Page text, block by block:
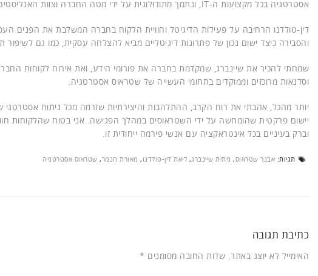
אסטרטגיה בכל מקצועות ה-IT, ונתמך מתודולוגית על ידי מטה החברה וצוות האנליסטים שלה.
דין-טולדנו הרחיבה על פעילות הדיגיטל וחוויית הלקוח בחברה המשלבת את הפנים
והסבירה כיצד ישום נכון של פתרונות דיגיטליים מביא להצלחה עסקית, כמו גם לשיפור
שמחתי להכיר את שיינברג, שמקדמת בחברה את פורומי הידע, ואת אירוח לקוחות
וסדנאות מרוכזים וממוקדים בתחומי העשייה של שטראוס אסטרטגיה.
יותר מהכל, אהבתי את רוח הקרב, ההתלהבות והיצירתיות שזרמה מכל ניתוח
יישום פרקטית שהומחשה על ידי השטראוסים במהלך הפגישה. אני בטוח שהלקוחות
וברק בעיניים בכל אינטראקציה עם אנשי פירמה ייחודית זו.
תגיות: אבנר שטראוס, גיתית שיינברג, ליאת דין-טולדנו , מאורת הנמר, שטראוס אסטרטגיה
כתיבת תגובה
האימייל לא יוצג באתר. שדות החובה מסומנים *